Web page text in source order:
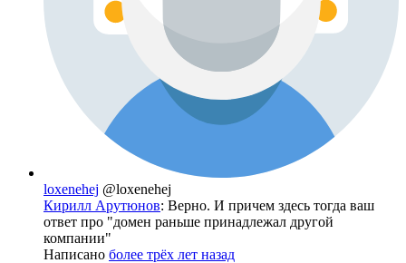
loxenehej @loxenehej
Кирилл Арутюнов: Верно. И причем здесь тогда ваш
ответ про "домен раньше принадлежал другой
компании"
Написано более трёх лет назад